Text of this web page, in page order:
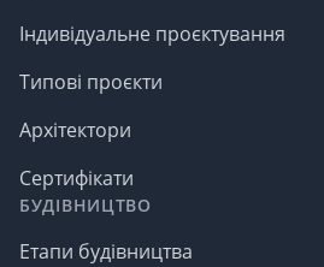
Індивідуальне проєктування
Типові проєкти
Архітектори
Сертифікати
БУДІВНИЦТВО
Етапи будівництва